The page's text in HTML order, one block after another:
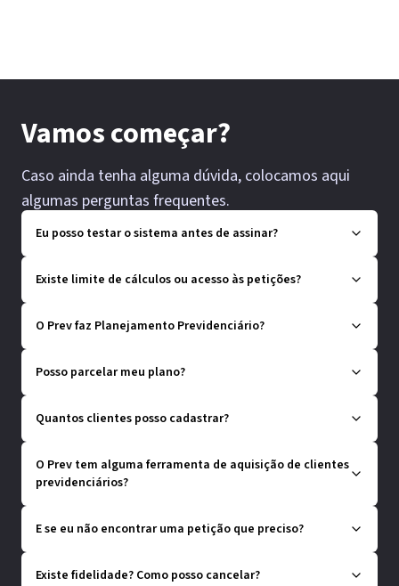
Vamos começar?
Caso ainda tenha alguma dúvida, colocamos aqui
algumas perguntas frequentes.
Eu posso testar o sistema antes de assinar?
Existe limite de cálculos ou acesso às petições?
O Prev faz Planejamento Previdenciário?
Posso parcelar meu plano?
Quantos clientes posso cadastrar?
O Prev tem alguma ferramenta de aquisição de clientes
previdenciários?
E se eu não encontrar uma petição que preciso?
Existe fidelidade? Como posso cancelar?